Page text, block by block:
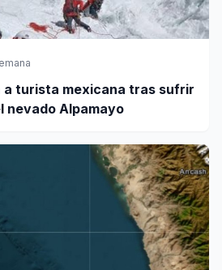
turista mexicana tras sufrir
nevado Alpamayo